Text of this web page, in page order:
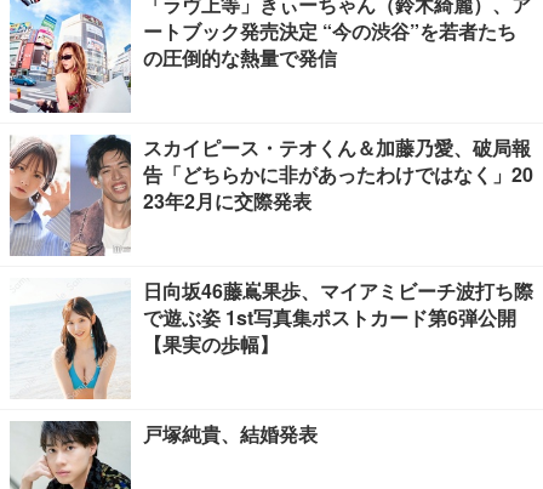
ートブック発売決定 “今の渋谷”を若者たち
の圧倒的な熱量で発信
スカイピース・テオくん＆加藤乃愛、破局報
告「どちらかに非があったわけではなく」20
23年2月に交際発表
日向坂46藤嶌果歩、マイアミビーチ波打ち際
で遊ぶ姿 1st写真集ポストカード第6弾公開
【果実の歩幅】
戸塚純貴、結婚発表